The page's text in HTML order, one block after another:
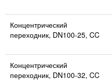
Концентрический
переходник, DN100-25, CC
Концентрический
переходник, DN100-32, CC